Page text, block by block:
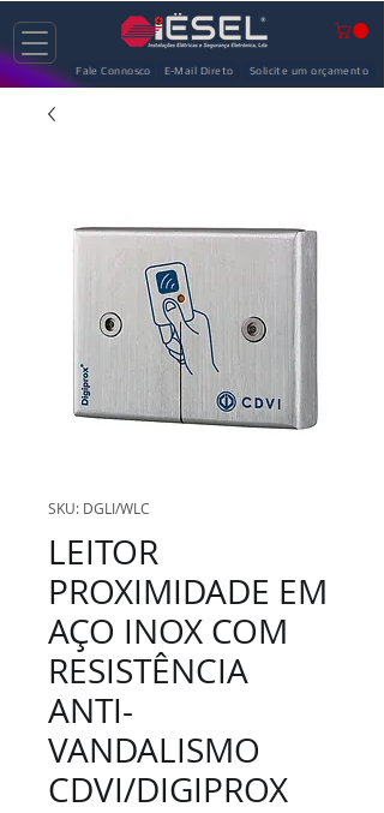
Fale Connosco E-Mail Direto Solicite um orçamento
SKU: DGLI/WLC
LEITOR
PROXIMIDADE EM
AÇO INOX COM
RESISTÊNCIA
ANTI-
VANDALISMO
CDVI/DIGIPROX